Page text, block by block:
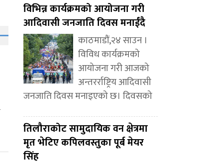
विभिन्न कार्यक्रमको आयोजना गरी
आदिवासी जनजाति दिवस मनाईंदै
काठमाडौं,२४ साउन ।
विविध कार्यक्रमको
आयोजना गरी आजको
अन्तरर्राष्ट्रिय आदिवासी
जनजाति दिवस मनाइएको छ। दिवसको
तिलौराकोट सामुदायिक वन क्षेत्रमा
मृत भेटिए कपिलवस्तुका पूर्ब मेयर
सिंह